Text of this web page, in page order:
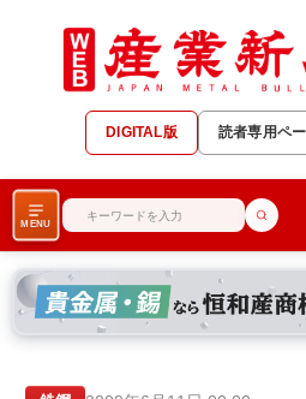
DIGITAL版 読者専用ペ
MENU